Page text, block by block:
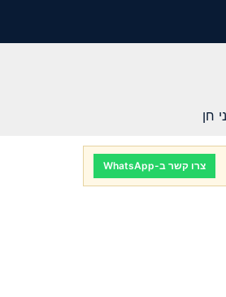
חן
צרו קשר ב-WhatsApp